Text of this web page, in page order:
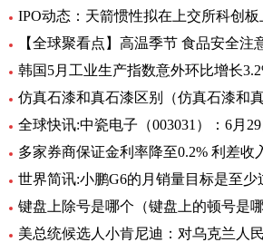
【全球聚看点】高温季节 食品安全注
韩国5月工业生产指数意外环比增长
仿真石漆和真石漆区别（仿真石漆和
多家券商保证金利率降至0.2% 利差收
世界简讯:小鹏G6的月销量目标是至少
键盘上除号是哪个（键盘上的顿号是